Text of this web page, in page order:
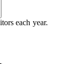
each year.